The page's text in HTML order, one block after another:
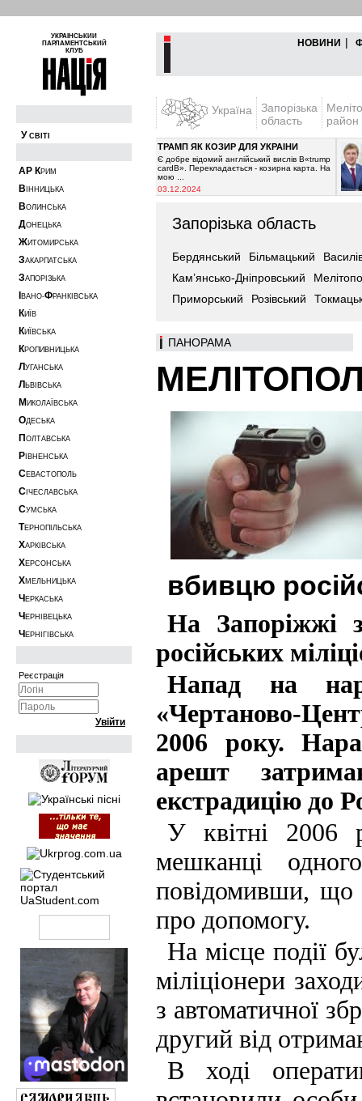
УКРАЇНСЬКИЙ
ПАРЛАМЕНТСЬКИЙ
КЛУБ
НОВИНИ |
У СВІТІ
АР КРИМ
В ІННИЦЬКА
ВОЛИНСЬКА
ДОНЕЦЬКА
ЖИТОМИРСЬКА
ЗАКАРПАТСЬКА
ЗАПОРІЗЬКА
ВАНО-ФРАНКІВСЬКА
КИЇВ
КИЇВСЬКА
КРОПИВНИЦЬКА
Л УГАНСЬКА
Л ЬВІВСЬКА
М ИКОЛАЇВСЬКА
ОДЕСЬКА
П ОЛТАВСЬКА
Р ІВНЕНСЬКА
СЕВАСТОПОЛЬ
С ІЧЕСЛАВСЬКА
СУМСЬКА
ТЕРНОПІЛЬСЬКА
ХАРКІВСЬКА
ХЕРСОНСЬКА
ХМЕЛЬНИЦЬКА
Ч ЕРКАСЬКА
Ч ЕРНІВЕЦЬКА
Ч ЕРНІГІВСЬКА
Реєстрація
Україна
Запорізька
область
район
з 2021-го
ТРАМП ЯК КОЗИР ДЛЯ УКРАЇНИ
Є добре відомий англійський вислів В«trump
cardВ». Перекладається - козирна карта. На
мою ...
03.12.2024
Запорізька область
Бердянський Більмацький
Кам’янсько-Дніпровський
Приморський
Розівський
ПАНОРАМА
вбивцю
На Запоріжжі
російських
Напад на
«Чертаново-
2006 року.
арешт
екстрадицію до
У квітні 2006
мешканці
повідомивши, що
про допомогу.
На місце події
міліціонери
з автоматичної
другий від
В ході